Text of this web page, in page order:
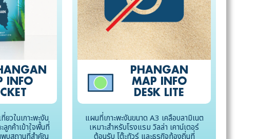
INFO
ยวในเกาะพะงัน
กค้าเข้าใจพื้นที่
PHANGAN
MAP INFO
DESK LITE
แผนที่เกาะพะงันขนาด A3 เคลือบลามิเนต
เหมาะสำหรับโรงแรม วิลล่า เคาน์เตอร์